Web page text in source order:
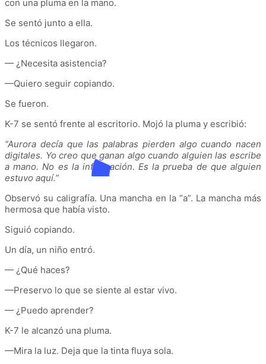
con una pluma en la mano.
Se sentó junto a ella.
Los técnicos llegaron.
— ¿Necesita asistencia?
—Quiero seguir copiando.
Se fueron.
K-7 se sentó frente al escritorio. Mojó la pluma y escribió:
“Aurora decía que las palabras pierden algo cuando nacen
digitales. Yo creo que ganan algo cuando alguien las escribe
a mano. No es la información. Es la prueba de que alguien
estuvo aquí.”
Observó su caligrafía. Una mancha en la “a”. La mancha más
hermosa que había visto.
Siguió copiando.
Un día, un niño entró.
— ¿Qué haces?
—Preservo lo que se siente al estar vivo.
— ¿Puedo aprender?
K-7 le alcanzó una pluma.
—Mira la luz. Deja que la tinta fluya sola.